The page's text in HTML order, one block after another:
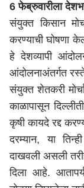
6 फेब्रुवारीला
संयुक्त किसान
करण्याची घोषणा
हे देशव्यापी
आंदोलनाअंतर्गत रस्ते
संयुक्त शेतकरी
काळापासून
कृषी कायदे रद्द
दरम्यान, या
दाखवली असली
दिला आहे.